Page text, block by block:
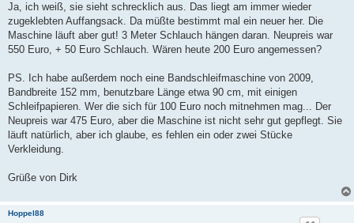
Ja, ich weiß, sie sieht schrecklich aus. Das liegt am immer wieder
zugeklebten Auffangsack. Da müßte bestimmt mal ein neuer her. Die
Maschine läuft aber gut! 3 Meter Schlauch hängen daran. Neupreis war
550 Euro, + 50 Euro Schlauch. Wären heute 200 Euro angemessen?
PS. Ich habe außerdem noch eine Bandschleifmaschine von 2009,
Bandbreite 152 mm, benutzbare Länge etwa 90 cm, mit einigen
Schleifpapieren. Wer die sich für 100 Euro noch mitnehmen mag... Der
Neupreis war 475 Euro, aber die Maschine ist nicht sehr gut gepflegt. Sie
läuft natürlich, aber ich glaube, es fehlen ein oder zwei Stücke
Verkleidung.
Grüße von Dirk
Hoppel88